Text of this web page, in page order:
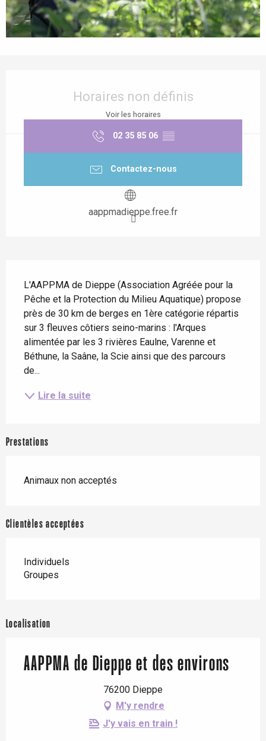
Horaires non définis
Voir les horaires
02 35 85 06 ▒▒
Contactez-nous
aappmadieppe.free.fr
L'AAPPMA de Dieppe (Association Agréée pour la
Pêche et la Protection du Milieu Aquatique) propose
près de 30 km de berges en 1ère catégorie répartis
sur 3 fleuves côtiers seino-marins : l'Arques
alimentée par les 3 rivières Eaulne, Varenne et
Béthune, la Saâne, la Scie ainsi que des parcours
de...
Lire la suite
Prestations
Animaux non acceptés
Clientèles acceptées
Individuels
Groupes
Localisation
AAPPMA de Dieppe et des environs
76200 Dieppe
M'y rendre
J'y vais en train !